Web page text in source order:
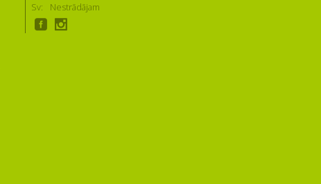
Sv:
Nestrādājam